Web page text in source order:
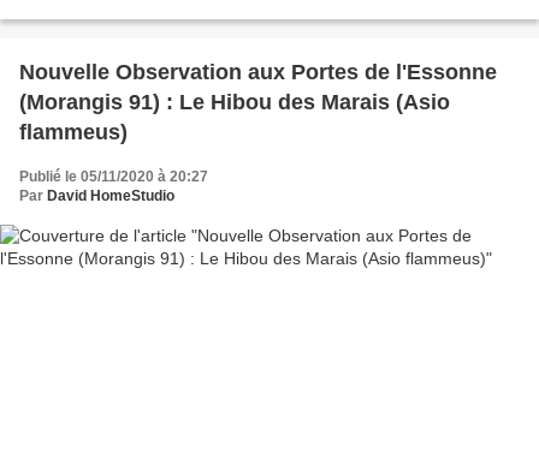
Nouvelle Observation aux Portes de l'Essonne
(Morangis 91) : Le Hibou des Marais (Asio
flammeus)
Publié le 05/11/2020 à 20:27
Par David HomeStudio